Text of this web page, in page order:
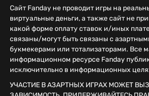
Сайт Fanday не проводит игры на
виртуальные деньги, а также сайт не
какой форме оплату ставок и/иных
связаны/могут быть связаны с
букмекерами или тотализаторами. Все
информационном ресурсе Fanday
исключительно в информационных
УЧАСТИЕ В АЗАРТНЫХ ИГРАХ МОЖЕТ